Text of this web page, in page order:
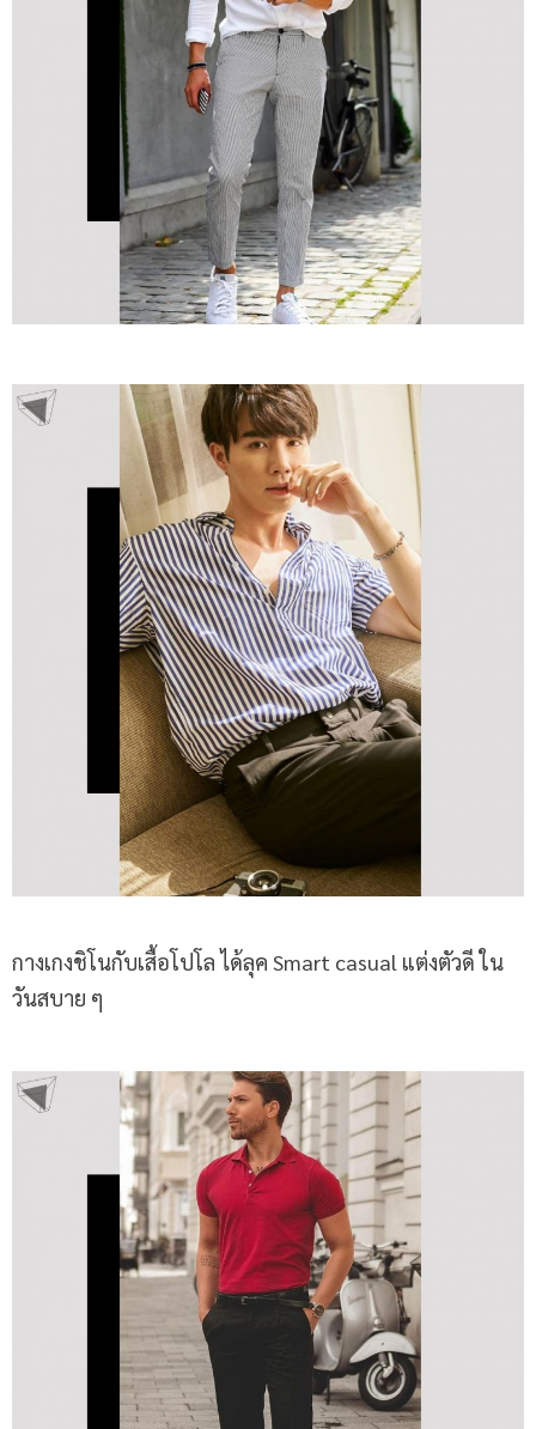
กางเกงชิโนกับเสื้อโปโล ได้ลุค Smart casual แต่งตัวดี ใน
วันสบาย ๆ